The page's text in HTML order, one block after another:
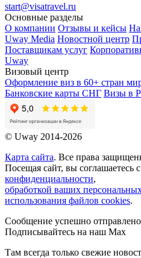
start@visatravel.ru
Основные разделы
О компании Отзывы и кейсы
Uway Media Новостной центр
Поставщикам услуг
Uway
Визовый центр
Оформление виз в 60+ стран
Банковские карты СНГ Визы в
© Uway 2014-2026
Карта сайта. Все права
Посещая сайт, вы соглашаетесь
конфиденциальности,
обработкой ваших
использования файлов cookies.
Сообщение успешно
Подписывайтесь на наш Max
Там всегда только свежие